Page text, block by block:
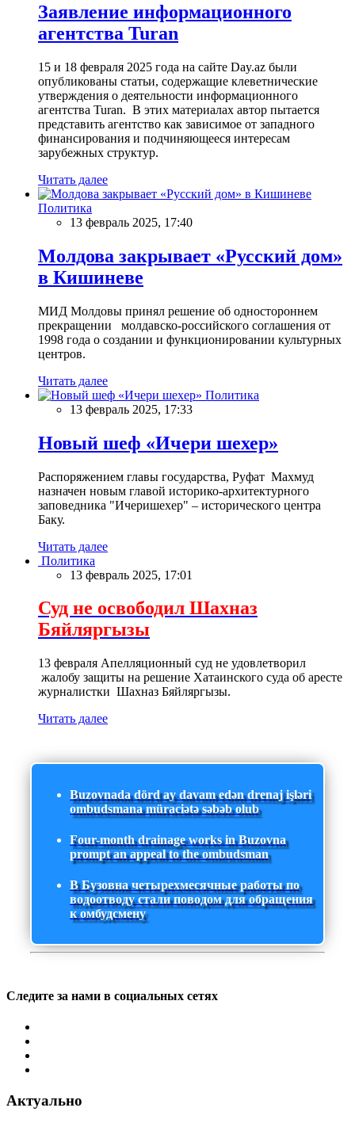
Заявление информационного
агентства Turan
15 и 18 февраля 2025 года на сайте Day.az были
опубликованы статьи, содержащие клеветнические
утверждения о деятельности информационного
агентства Turan. В этих материалах автор пытается
представить агентство как зависимое от западного
финансирования и подчиняющееся интересам
зарубежных структур.
Читать далее
Политика
13 февраль 2025, 17:40
Молдова закрывает «Русский дом»
в Кишиневе
МИД Молдовы принял решение об одностороннем
прекращении молдавско-российского соглашения от
1998 года о создании и функционировании культурных
центров.
Читать далее
Политика
13 февраль 2025, 17:33
Новый шеф «Ичери шехер»
Распоряжением главы государства, Руфат Махмуд
назначен новым главой историко-архитектурного
заповедника "Ичеришехер" – исторического центра
Баку.
Читать далее
Политика
13 февраль 2025, 17:01
Суд не освободил Шахназ
Бяйляргызы
13 февраля Апелляционный суд не удовлетворил
жалобу защиты на решение Хатаинского суда об аресте
журналистки Шахназ Бяйляргызы.
Читать далее
Buzovnada dörd ay davam edən drenaj işləri
ombudsmana müraciətə səbəb olub
Four-month drainage works in Buzovna
prompt an appeal to the ombudsman
В Бузовна четырехмесячные работы по
водоотводу стали поводом для обращения
к омбудсмену
Следите за нами в социальных сетях
Актуально